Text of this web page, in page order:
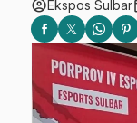
account_circleEkspos Sulbar